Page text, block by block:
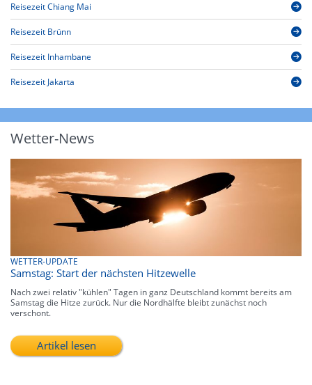
Reisezeit Chiang Mai
Reisezeit Brünn
Reisezeit Inhambane
Reisezeit Jakarta
Wetter-News
WETTER-UPDATE
Samstag: Start der nächsten Hitzewelle
Nach zwei relativ "kühlen" Tagen in ganz Deutschland kommt bereits am
Samstag die Hitze zurück. Nur die Nordhälfte bleibt zunächst noch
verschont.
Artikel lesen